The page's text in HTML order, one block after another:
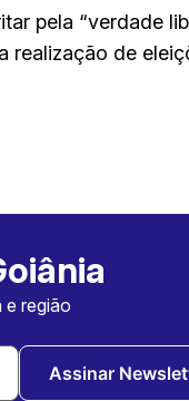
pela “verdade
realização de
e região
Assinar